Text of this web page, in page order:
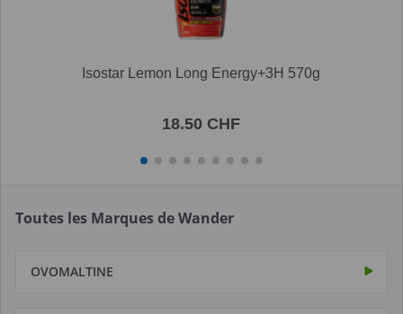
Isostar Lemon Long Energy+3H 570g
18.50 CHF
Toutes les Marques de Wander
OVOMALTINE